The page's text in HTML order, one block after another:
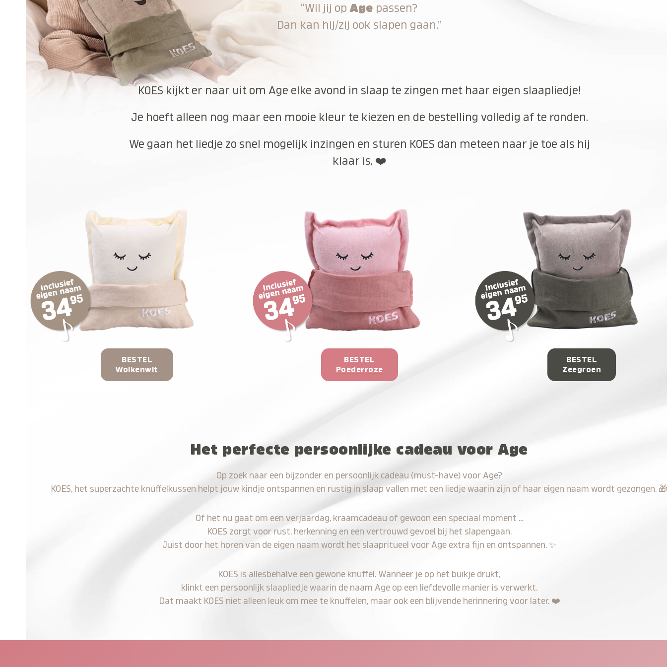
“Wil jij op Age passen?
Dan kan hij/zij ook slapen gaan.”
KOES kijkt er naar uit om Age elke avond in slaap te zingen met haar eigen slaapliedje!
Je hoeft alleen nog maar een mooie kleur te kiezen en de bestelling volledig af te ronden.
We gaan het liedje zo snel mogelijk inzingen en sturen KOES dan meteen naar je toe als hij
klaar is. ❤️
BESTEL
Wolkenwit
BESTEL
Poederroze
BESTEL
Zeegroen
Het perfecte persoonlijke cadeau voor Age
Op zoek naar een bijzonder en persoonlijk cadeau (must-have) voor Age?
KOES, het superzachte knuffelkussen helpt jouw kindje ontspannen en rustig in slaap vallen met een liedje waarin zijn of haar eigen naam wordt gezongen.
Of het nu gaat om een verjaardag, kraamcadeau of gewoon een speciaal moment …
KOES zorgt voor rust, herkenning en een vertrouwd gevoel bij het slapengaan.
Juist door het horen van de eigen naam wordt het slaapritueel voor Age extra fijn en ontspannen. ✨
KOES is allesbehalve een gewone knuffel. Wanneer je op het buikje drukt,
klinkt een persoonlijk slaapliedje waarin de naam Age op een liefdevolle manier is verwerkt.
Dat maakt KOES niet alleen leuk om mee te knuffelen, maar ook een blijvende herinnering voor later. ❤️